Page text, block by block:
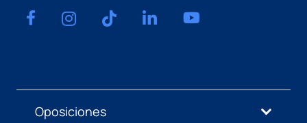
Oposiciones